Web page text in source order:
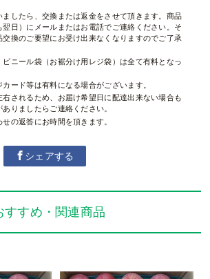
ましたら、交換または返金をさせて頂きます。商品
日）にメールまたはお電話でご連絡ください。そ
換のご要望にお受け出来なくなりますのでご了承
ビニール袋（お裾分け用レジ袋）は全て有料となっ
ード等は有料になる場合がございます。
右されるため、お届け希望日に配達出来ない場合も
りましたらご連絡ください。
の返答にお時間を頂きます。
シェアする
すすめ・関連商品